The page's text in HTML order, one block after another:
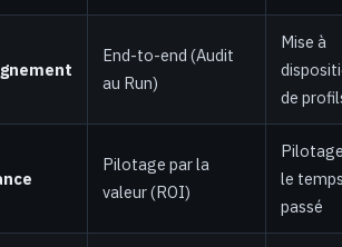
End-to-end (Audit
au Run)
Mise à
de
Pilotage par la
valeur (ROI)
le
passé